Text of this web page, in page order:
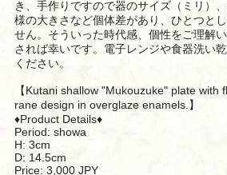
き、手作りですので器のサイズ（ミリ）
様の大きさなど個体差があり、ひとつと
せん。そういった時代感、個性をご理解
されば幸いです。電子レンジや食器洗い
ください。
【Kutani shallow "Mukouzuke" plate with
rane design in overglaze enamels.】
♦︎Product Details♦︎
Period: showa
H: 3cm
D: 14.5cm
Price: 3,000 JPY